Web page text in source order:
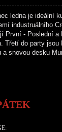
ledna je ideální
industruálního
První - Poslední a
Třetí do
snovou desku